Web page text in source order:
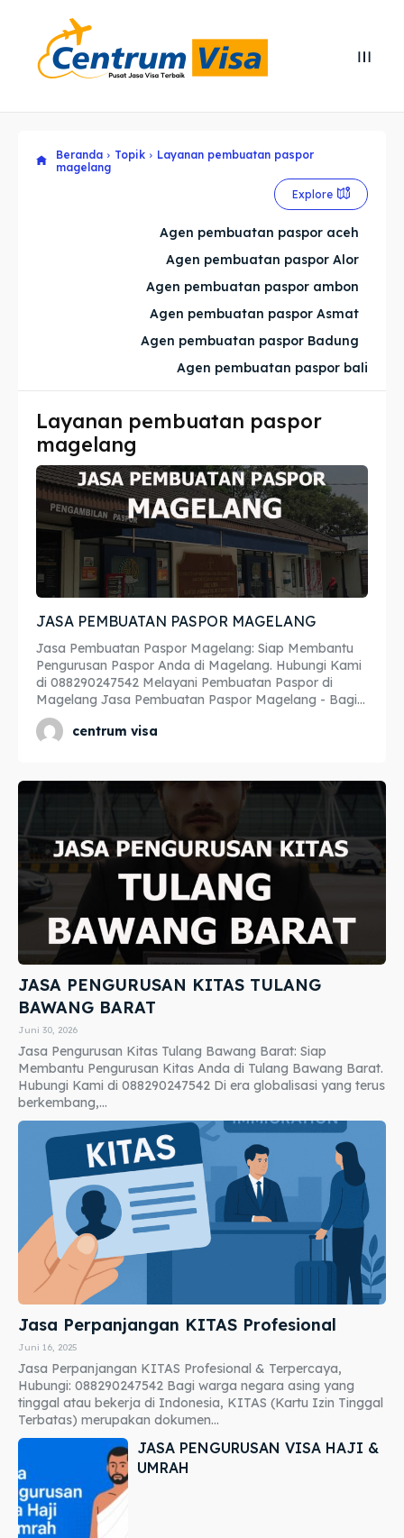
Explore our destinations
Imta
Legalisir
Apostille
Penerjemah
Asuransi
Cari
Explore our destinations
Imta
Legalisir
Apostille
Penerjemah
Asuransi
Cari
Beranda Topik
Layanan pembuatan paspor
magelang
Explore
Agen pembuatan paspor aceh
Agen pembuatan paspor Alor
Agen pembuatan paspor ambon
Agen pembuatan paspor Asmat
Agen pembuatan paspor Badung
Agen pembuatan paspor bali
Layanan pembuatan paspor
magelang
JASA PEMBUATAN PASPOR MAGELANG
Jasa Pembuatan Paspor Magelang: Siap Membantu
Pengurusan Paspor Anda di Magelang. Hubungi Kami
di 088290247542 Melayani Pembuatan Paspor di
Magelang Jasa Pembuatan Paspor Magelang - Bagi...
centrum visa
JASA PENGURUSAN KITAS TULANG
BAWANG BARAT
Juni 30, 2026
Jasa Pengurusan Kitas Tulang Bawang Barat: Siap
Membantu Pengurusan Kitas Anda di Tulang Bawang Barat.
Hubungi Kami di 088290247542 Di era globalisasi yang terus
berkembang,...
Jasa Perpanjangan KITAS Profesional
Juni 16, 2025
Jasa Perpanjangan KITAS Profesional & Terpercaya,
Hubungi: 088290247542 Bagi warga negara asing yang
tinggal atau bekerja di Indonesia, KITAS (Kartu Izin Tinggal
Terbatas) merupakan dokumen...
JASA PENGURUSAN VISA HAJI &
UMRAH